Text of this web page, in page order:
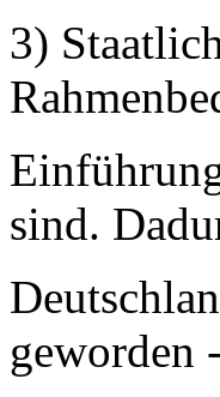
3)
sind.
geworden